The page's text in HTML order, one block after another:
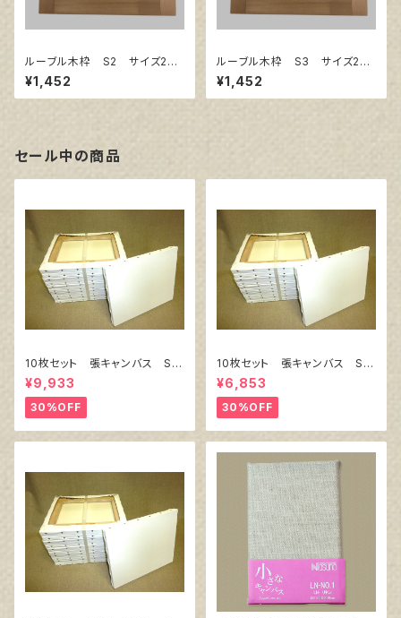
ルーブル木枠 S2 サイズ240
㎜×240㎜
¥1,452
ルーブル木枠 S3 サイズ273
㎜×273㎜
¥1,452
セール中の商品
10枚セット 張キャンバス Sn
owWhite SPC（綿・ポリエステ
ル）F8 455㎜×380㎜
¥9,933
30%OFF
10枚セット 張キャンバス Sn
owWhite SPC（綿・ポリエステ
ル）F4 333㎜×242㎜
¥6,853
30%OFF